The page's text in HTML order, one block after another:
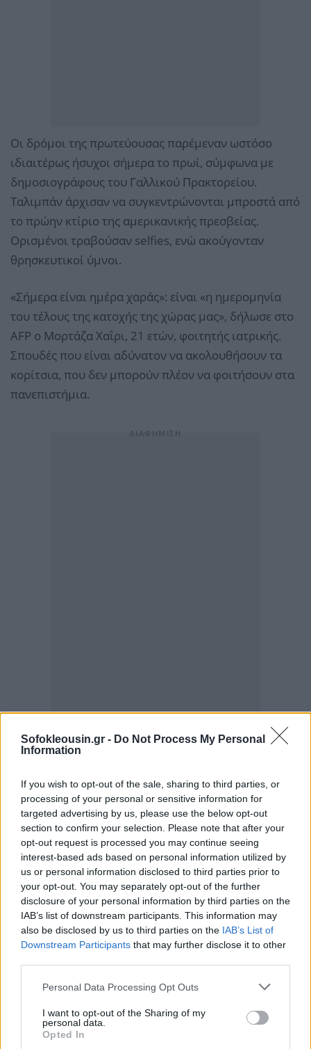
Sofokleousin.gr - Do Not Process My Personal
Information
If you wish to opt-out of the sale, sharing to third parties, or
processing of your personal or sensitive information for
targeted advertising by us, please use the below opt-out
section to confirm your selection. Please note that after your
opt-out request is processed you may continue seeing
interest-based ads based on personal information utilized by
us or personal information disclosed to third parties prior to
your opt-out. You may separately opt-out of the further
disclosure of your personal information by third parties on the
IAB’s list of downstream participants. This information may
also be disclosed by us to third parties on the IAB’s List of
Downstream Participants that may further disclose it to other
Personal Data Processing Opt Outs
I want to opt-out of the Sharing of my
personal data.
Opted In
Οι δρόμοι της πρωτεύουσας παρέμεναν ωστόσο
ιδιαιτέρως ήσυχοι σήμερα το πρωί, σύμφωνα με
δημοσιογράφους του Γαλλικού Πρακτορείου.
Ταλιμπάν άρχισαν να συγκεντρώνονται μπροστά από
το πρώην κτίριο της αμερικανικής πρεσβείας.
Ορισμένοι τραβούσαν selfies, ενώ ακούγονταν
θρησκευτικοί ύμνοι.
«Σήμερα είναι ημέρα χαράς»: είναι «η ημερομηνία
του τέλους της κατοχής της χώρας μας», δήλωσε στο
AFP ο Μορτάζα Χαΐρι, 21 ετών, φοιτητής ιατρικής.
Σπουδές που είναι αδύνατον να ακολουθήσουν τα
κορίτσια, που δεν μπορούν πλέον να φοιτήσουν στα
πανεπιστήμια.
Κατά τα δύο χρόνια που ακολούθησαν την επιστροφή
τους στην εξουσία, οι αρχές των Ταλιμπάν επέβαλαν
την δική τους ακραία ερμηνεία του ισλαμικού νόμου
στη χώρα, με τις γυναίκες να πλήττονται ιδιαίτερα
σκληρά από διατάγματα τους οποίους τα Ηνωμένα
Έθνη χαρακτήρισαν «απαρτχάιντ των φύλων».
στην Κανταχάρ, όπου γεννήθηκε το κίνημα των
Ταλιμπάν και από όπου κυβερνά ο ανώτατος ηγέτης